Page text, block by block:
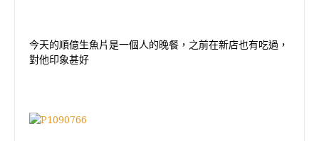
今天的順億生魚片是一個人的晚餐，之前在新店也有吃過，
對他印象甚好